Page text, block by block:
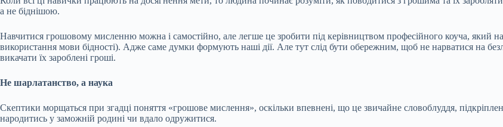
а не біднішою.
Навчитися грошовому мисленню можна і самостійно, але легше це зробити під керівництвом професійного коуча, який
використання мови бідності). Адже саме думки формують наші дії. Але тут слід бути обережним, щоб не нарватися на
викачати їх зароблені гроші.
Не шарлатанство, а наука
Скептики морщаться при згадці поняття «грошове мислення», оскільки впевнені, що це звичайне словоблуддя,
народитись у заможній родині чи вдало одружитися.